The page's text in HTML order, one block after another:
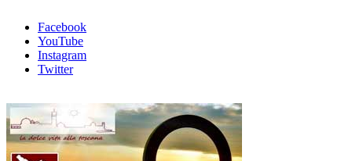
Facebook
YouTube
Instagram
Twitter